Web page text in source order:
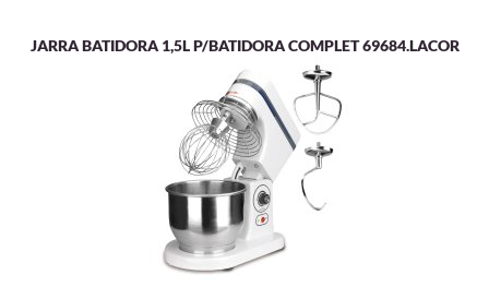
JARRA BATIDORA 1,5L P/BATIDORA COMPLET 69684.LACOR